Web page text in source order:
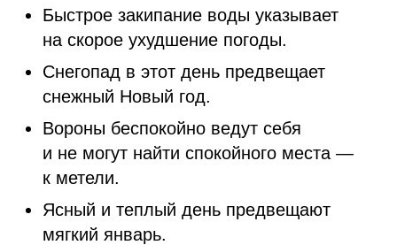
Быстрое закипание воды указывает
на скорое ухудшение погоды.
Снегопад в этот день предвещает
снежный Новый год.
Вороны беспокойно ведут себя
и не могут найти спокойного места —
к метели.
Ясный и теплый день предвещают
мягкий январь.